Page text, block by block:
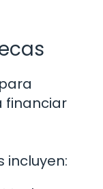
financiar
incluyen: